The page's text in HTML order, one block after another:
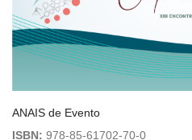
ANAIS de Evento
ISBN: 978-85-61702-70-0